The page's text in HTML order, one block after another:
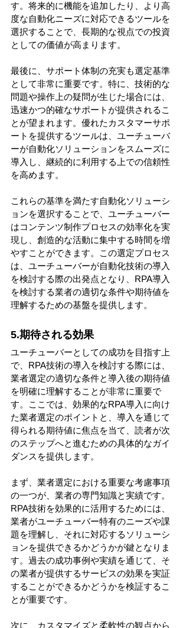
す。将来的に機能を追加したり、より高
度な自動化ニーズに対応できるツールを
選択することで、長期的な視点での投資
としての価値が高まります。
最後に、サポート体制の充実も選定基準
として非常に重要です。特に、技術的な
問題や操作上の疑問が生じた場合には、
迅速かつ的確なサポートが提供されるこ
とが望まれます。優れたカスタマーサポ
ートを提供するツールは、ユーチューバ
ーが自動化ソリューションをスムーズに
導入し、継続的に利用する上での信頼性
を高めます。
これらの基準を満たす自動化ソリューシ
ョンを選択することで、ユーチューバー
はコンテンツ制作プロセスの効率化を実
現し、創造的な活動に集中する時間を増
やすことができます。この選定プロセス
は、ユーチューバーが自動化技術の導入
を検討する際の出発点となり、RPA導入
を検討する業者の適切な条件や期待値を
理解するための基盤を提供します。
5.期待される効果
ユーチューバーとしての成功を目指す上
で、RPA技術の導入を検討する際には、
業者選定の適切な条件と導入後の期待値
を明確に理解することが非常に重要で
す。ここでは、効果的なRPA導入に向け
た業者選定のポイントと、導入を通じて
得られる期待値に焦点を当て、読者が次
のステップへと進むための具体的なガイ
ダンスを提供します。
まず、業者選定における重要な考慮事項
の一つが、業者の専門知識と実績です。
RPA技術を効果的に活用するためには、
業者がユーチューバー特有のニーズや課
題を理解し、それに対応するソリューシ
ョンを提供できるかどうかが鍵となりま
す。過去の成功事例や実績を通じて、そ
の業者が提供するサービスの効果を実証
することができるかどうかを検証するこ
とが重要です。
次に、カスタマイズと柔軟性の観点から